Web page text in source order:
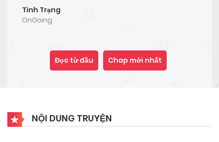
Tình Trạng
OnGoing
Đọc từ đầu Chap mới nhất
NỘI DUNG TRUYỆN